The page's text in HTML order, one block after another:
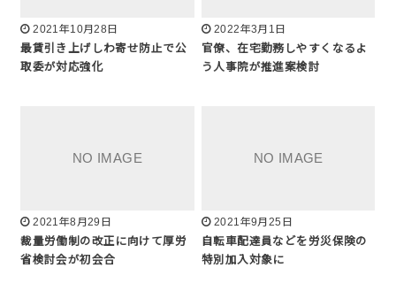
2021年10月28日
最賃引き上げしわ寄せ防止で公
取委が対応強化
2022年3月1日
官僚、在宅勤務しやすくなるよ
う人事院が推進案検討
2021年8月29日
裁量労働制の改正に向けて厚労
省検討会が初会合
2021年9月25日
自転車配達員などを労災保険の
特別加入対象に